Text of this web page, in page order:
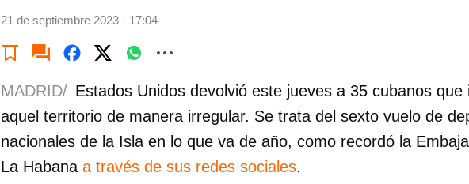
21 de septiembre 2023 - 17:04
MADRID/ Estados Unidos devolvió este jueves a 35 cubanos
aquel territorio de manera irregular. Se trata del sexto vuelo de
nacionales de la Isla en lo que va de año, como recordó la
La Habana a través de sus redes sociales.